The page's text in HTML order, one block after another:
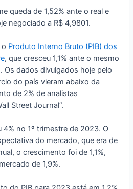
queda de 1,52% ante o real e
negociado a R$ 4,9801.
Produto Interno Bruto (PIB) dos
, que cresceu 1,1% ante o mesmo
Os dados divulgados hoje pelo
do país vieram abaixo da
de 2% de analistas
Street Journal”.
4% no 1º trimestre de 2023. O
do mercado, que era de
o crescimento foi de 1,1%,
de 1,9%.